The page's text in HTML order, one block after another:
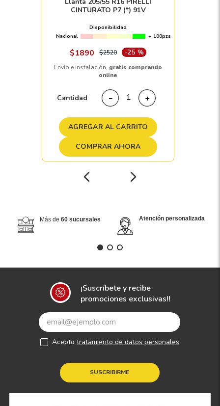
CINTURATO P7 (*) 91V
Disponibilidad
Nacional
+ 100pzs
$1890 $2520 -25 %
Envío e instalación, gratis comprando
online
Cantidad ＋
－
AGREGAR AL CARRITO
COMPRAR AHORA
Más de 60 sucursales Atención personalizada
¡Suscríbete y recibe
promociones exclusivas!!
SUSCRIBIRME
Acepto tratamiento de datos personales